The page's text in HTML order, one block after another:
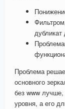
дубликат
Проблема
основного
без www
уровня, а его